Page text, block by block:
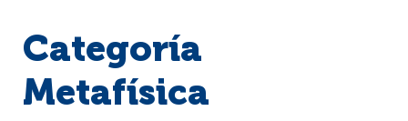
Categoría
Metafísica